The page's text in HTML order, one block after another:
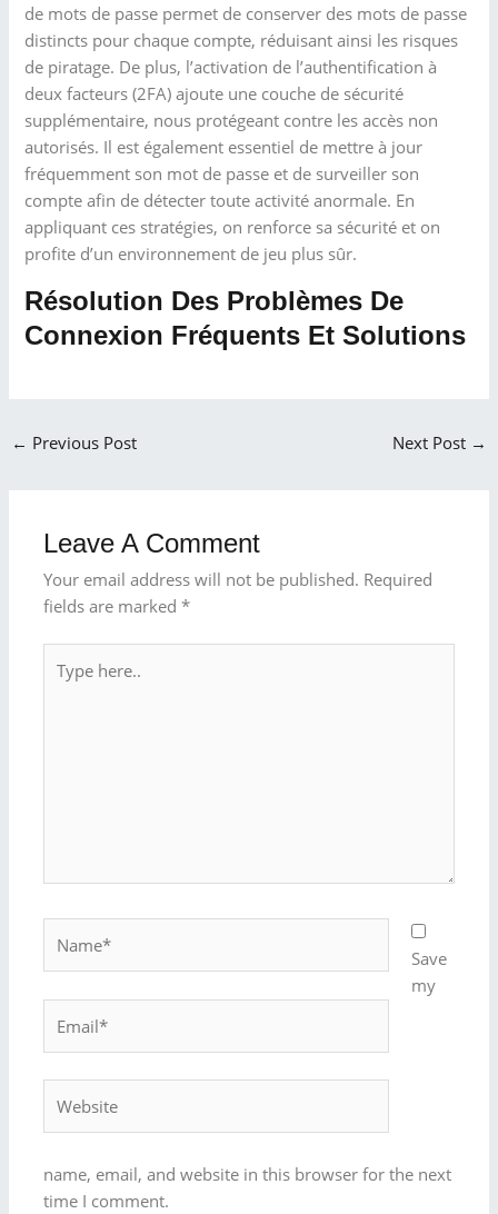
de mots de passe permet de conserver des mots de passe
distincts pour chaque compte, réduisant ainsi les risques
de piratage. De plus, l’activation de l’authentification à
deux facteurs (2FA) ajoute une couche de sécurité
supplémentaire, nous protégeant contre les accès non
autorisés. Il est également essentiel de mettre à jour
fréquemment son mot de passe et de surveiller son
compte afin de détecter toute activité anormale. En
appliquant ces stratégies, on renforce sa sécurité et on
profite d’un environnement de jeu plus sûr.
Résolution Des Problèmes De
Connexion Fréquents Et Solutions
← Previous Post Next Post →
Leave A Comment
Your email address will not be published. Required
fields are marked*
here..
Save
my
name, email, and website in this browser for the next
time I comment.